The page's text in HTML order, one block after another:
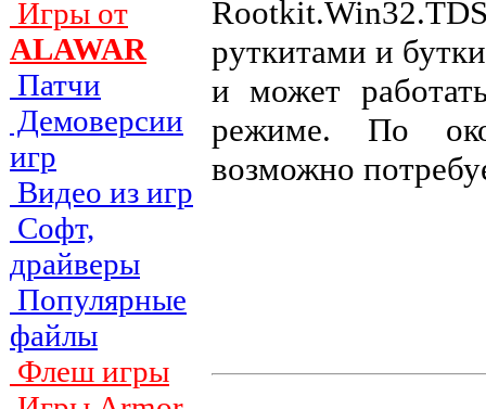
Игры от
ALAWAR
Патчи
Демоверсии
игр
Видео из игр
Софт,
драйверы
Популярные
файлы
Флеш игры
руткитами и
и может
режиме. По
возможно